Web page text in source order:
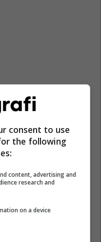
consent to use
the following
content, advertising and
research and
on a device